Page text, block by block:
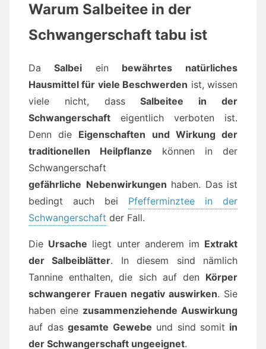
Warum Salbeitee in der
Schwangerschaft tabu ist
DaSalbei ein bewährtes
natürliches
Hausmittel für viele Beschwerden ist, wissen
viele nicht, dassSalbeitee in der
Schwangerschaft eigentlich verboten ist.
Denn die Eigenschaften und Wirkung der
traditionellen Heilpflanze können in der
Schwangerschaft
gefährliche Nebenwirkungen haben. Das ist
bedingt auch bei Pfefferminztee in der
Schwangerschaft der Fall.
Die Ursache liegt unter anderem im Extrakt
der Salbeiblätter. In diesem sind nämlich
Tannine enthalten, die sich auf den Körper
schwangerer Frauen negativ auswirken. Sie
haben eine zusammenziehende Auswirkung
auf dasgesamte Gewebe und sind somit in
der Schwangerschaft ungeeignet.